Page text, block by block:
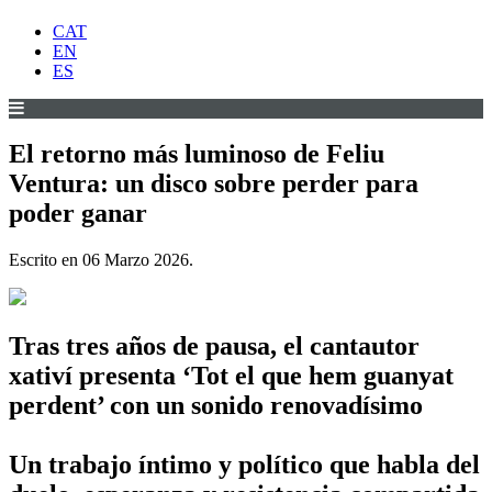
CAT
EN
ES
El retorno más luminoso de Feliu
Ventura: un disco sobre perder para
poder ganar
Escrito en 06 Marzo 2026.
Tras tres años de pausa, el cantautor
xativí presenta ‘Tot el que hem guanyat
perdent’ con un sonido renovadísimo
Un trabajo íntimo y político que habla del